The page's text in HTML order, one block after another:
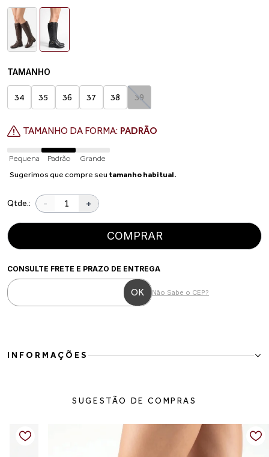
TAMANHO
34 35 36 37 38 39
TAMANHO DA FORMA: PADRÃO
Pequena Padrão
Grande
Sugerimos que compre seu tamanho habitual.
Qtde.: - +
COMPRAR
CONSULTE FRETE E PRAZO DE ENTREGA
Não Sabe o CEP?
INFORMAÇÕES
SUGESTÃO DE COMPRAS